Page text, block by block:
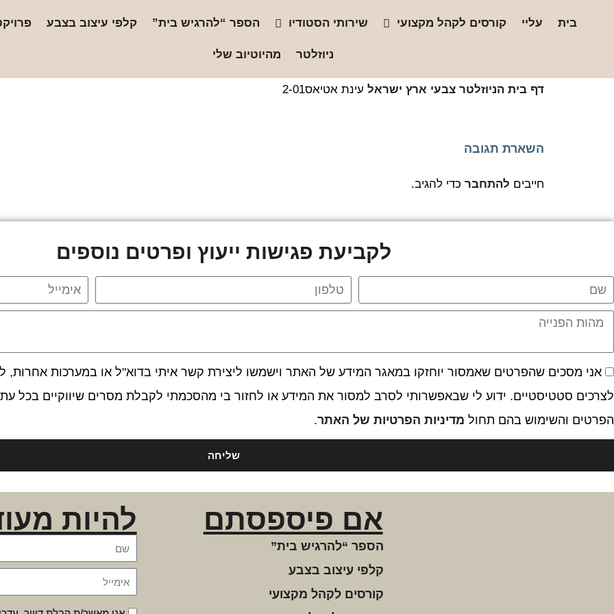
בית עליי קורסים לקהל מקצועי שירותי הסטודיו הספר “להרגיש בית” קלפי עיצוב בצבע
ניוזלטר מהיוטיוב שלי
דף בית הניוזלטר צבעי ארץ ישראל עינת אטיאס2-01
השארת תגובה
חייבים להתחבר כדי להגיב.
לקביעת פגישות ייעוץ ופרטים נוספים
אני מסכים שהפרטים שאמסור יוחזקו במאגר המידע של האתר וישמשו ליצירת קשר איתי בדוא"ל או במערכות אחרות,
לצרכים סטטיסטיים. ידוע לי שבאפשרותי לסרב למסור את המידע או לחזור בי מהסכמתי לקבלת מסרים שיווקיים בכל
הפרטים והשימוש בהם תחול מדיניות הפרטיות של האתר.
שליחה
אם פיספסתם
הספר “להרגיש בית”
קלפי עיצוב בצבע
קורסים לקהל מקצועי
להיות